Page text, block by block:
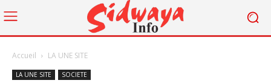
Accueil LA UNE SITE
LA UNE SITE SOCIETE